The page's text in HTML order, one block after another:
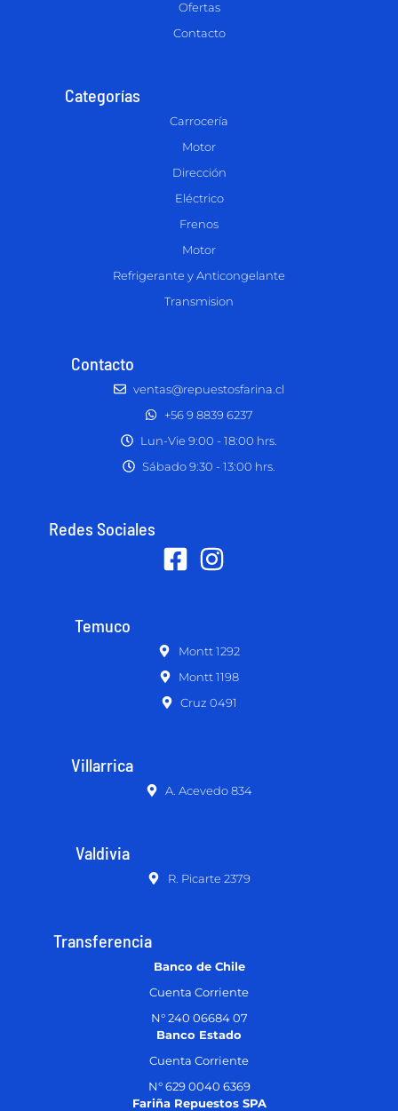
Ofertas
Contacto
Categorías
Carrocería
Motor
Dirección
Eléctrico
Frenos
Motor
Refrigerante y Anticongelante
Transmision
Contacto
ventas@repuestosfarina.cl
+56 9 8839 6237
Lun-Vie 9:00 - 18:00 hrs.
Sábado 9:30 - 13:00 hrs.
Redes Sociales
Temuco
Montt 1292
Montt 1198
Cruz 0491
Villarrica
A. Acevedo 834
Valdivia
R. Picarte 2379
Transferencia
Banco de Chile
Cuenta Corriente
N° 240 06684 07
Banco Estado
Cuenta Corriente
N° 629 0040 6369
Fariña Repuestos SPA